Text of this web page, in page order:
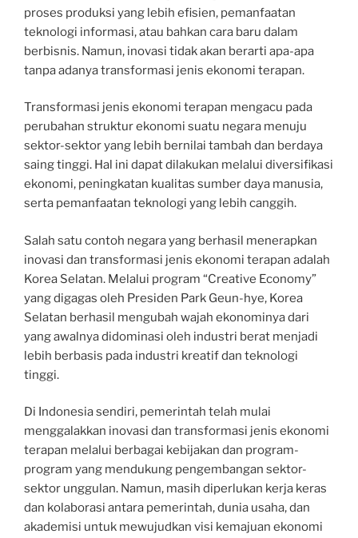
proses produksi yang lebih efisien, pemanfaatan
teknologi informasi, atau bahkan cara baru dalam
berbisnis. Namun, inovasi tidak akan berarti apa-apa
tanpa adanya transformasi jenis ekonomi terapan.
Transformasi jenis ekonomi terapan mengacu pada
perubahan struktur ekonomi suatu negara menuju
sektor-sektor yang lebih bernilai tambah dan berdaya
saing tinggi. Hal ini dapat dilakukan melalui diversifikasi
ekonomi, peningkatan kualitas sumber daya manusia,
serta pemanfaatan teknologi yang lebih canggih.
Salah satu contoh negara yang berhasil menerapkan
inovasi dan transformasi jenis ekonomi terapan adalah
Korea Selatan. Melalui program “Creative Economy”
yang digagas oleh Presiden Park Geun-hye, Korea
Selatan berhasil mengubah wajah ekonominya dari
yang awalnya didominasi oleh industri berat menjadi
lebih berbasis pada industri kreatif dan teknologi
tinggi.
Di Indonesia sendiri, pemerintah telah mulai
menggalakkan inovasi dan transformasi jenis ekonomi
terapan melalui berbagai kebijakan dan program-
program yang mendukung pengembangan sektor-
sektor unggulan. Namun, masih diperlukan kerja keras
dan kolaborasi antara pemerintah, dunia usaha, dan
akademisi untuk mewujudkan visi kemajuan ekonomi